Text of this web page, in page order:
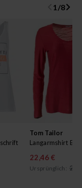
1 /8
Tom Tailor
Langarmshirt
22,46 €
Ursprünglich: